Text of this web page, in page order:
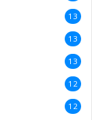
13
13
13
12
12